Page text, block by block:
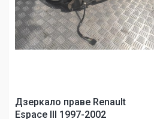
Дзеркало праве Renault
Espace III 1997-2002